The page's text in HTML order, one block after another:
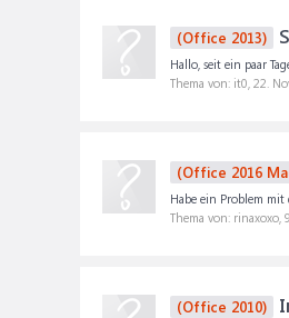
(Office 2013)
Hallo, seit ein paar
Thema von: it0, 22.
(Office 2016
Habe ein Problem
Thema von: rinaxoxo,
(Office 2010)